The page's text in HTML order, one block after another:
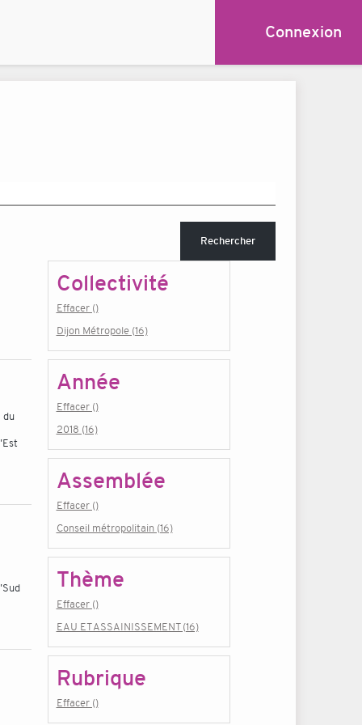
Connexion
Rechercher
du
Collectivité
Effacer ()
Dijon Métropole (16)
Année
Effacer ()
2018 (16)
Assemblée
Effacer ()
Conseil métropolitain (16)
Thème
Effacer ()
EAU ET ASSAINISSEMENT (16)
Rubrique
Effacer ()